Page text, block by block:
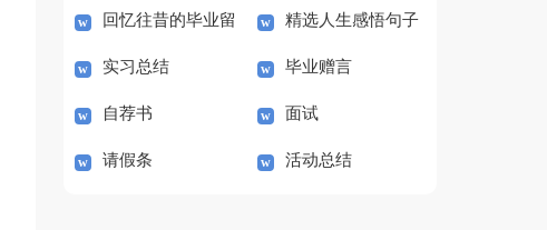
书 集36句
回忆往昔的毕业留
言
精选人生感悟句子
汇编48句
实习总结 毕业赠言
自荐书 面试
请假条 活动总结